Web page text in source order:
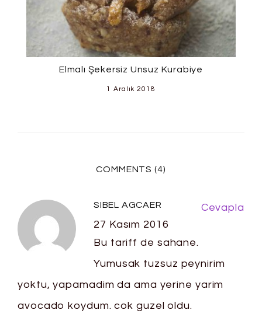
Elmalı Şekersiz Unsuz Kurabiye
1 Aralık 2018
COMMENTS (4)
SIBEL AGCAER
27 Kasım 2016
Bu tariff de sahane.
Yumusak tuzsuz peynirim
yoktu, yapamadim da ama yerine yarim
avocado koydum. cok guzel oldu.
Cevapla